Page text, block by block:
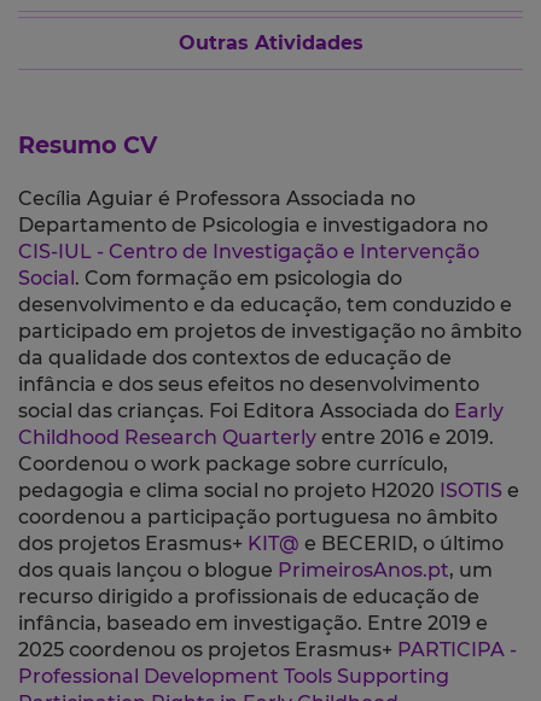
Outras Atividades
Resumo CV
Cecília Aguiar é Professora Associada no
Departamento de Psicologia e investigadora no
CIS-IUL - Centro de Investigação e Intervenção
Social . Com formação em psicologia do
desenvolvimento e da educação, tem conduzido e
participado em projetos de investigação no âmbito
da qualidade dos contextos de educação de
infância e dos seus efeitos no desenvolvimento
social das crianças. Foi Editora Associada do Early
Childhood Research Quarterly entre 2016 e 2019.
Coordenou o work package sobre currículo,
pedagogia e clima social no projeto H2020 ISOTIS e
coordenou a participação portuguesa no âmbito
dos projetos Erasmus+ KIT@ e BECERID, o último
dos quais lançou o blogue PrimeirosAnos.pt, um
recurso dirigido a profissionais de educação de
infância, baseado em investigação. Entre 2019 e
2025 coordenou os projetos Erasmus+ PARTICIPA -
Professional Development Tools Supporting